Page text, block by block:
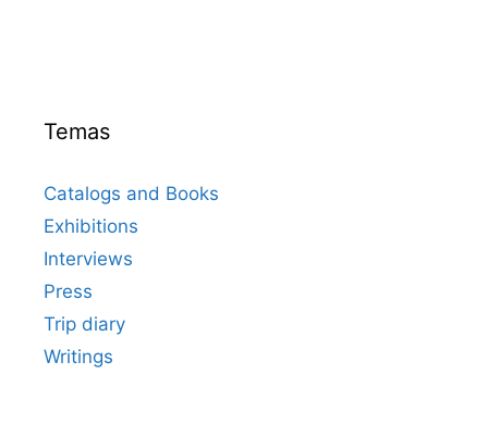
Temas
Catalogs and Books
Exhibitions
Interviews
Press
Trip diary
Writings